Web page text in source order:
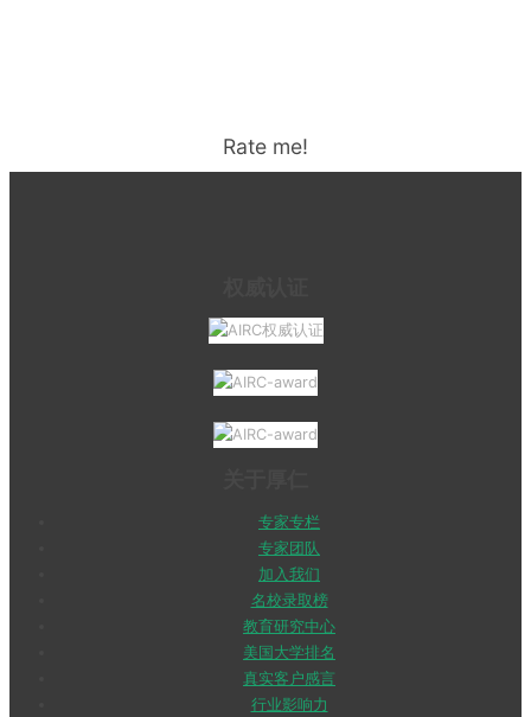
Rate me!
专家专栏
专家团队
加入我们
名校录取榜
教育研究中心
美国大学排名
真实客户感言
行业影响力